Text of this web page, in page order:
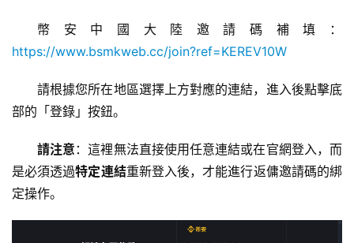
交
手
续
幣安中國大陸邀請碼補填：
https://www.bsmkweb.cc/join?ref=KEREV10W
請根據您所在地區選擇上方對應的連結，進入後點擊底
部的「登錄」按鈕。
請注意 ：這裡無法直接使用任意連結或在官網登入，而
是必須透過特定連結重新登入後，才能進行返傭邀請碼的綁
定操作。